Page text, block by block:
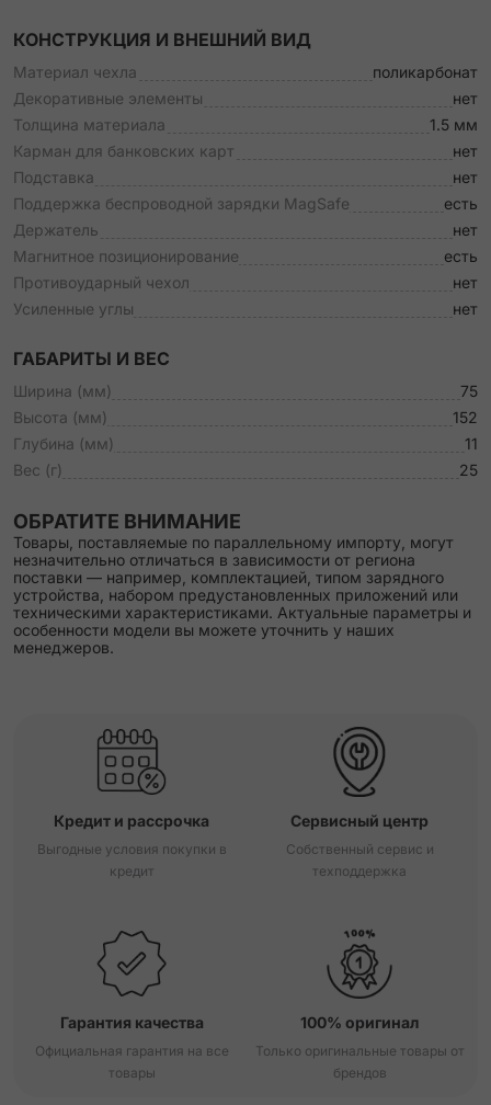
КОНСТРУКЦИЯ И ВНЕШНИЙ ВИД
Материал чехла
поликарбонат
Декоративные элементы
нет
Толщина материала
1.5 мм
Карман для банковских карт
нет
Подставка
нет
Поддержка беспроводной зарядки MagSafe
есть
Держатель
нет
Магнитное позиционирование
есть
Противоударный чехол
нет
Усиленные углы
нет
ГАБАРИТЫ И ВЕС
Ширина (мм)
75
Высота (мм)
152
Глубина (мм)
11
Вес (г)
25
ОБРАТИТЕ ВНИМАНИЕ
Товары, поставляемые по параллельному импорту, могут
незначительно отличаться в зависимости от региона
поставки — например, комплектацией, типом зарядного
устройства, набором предустановленных приложений или
техническими характеристиками. Актуальные параметры и
особенности модели вы можете уточнить у наших
менеджеров.
Кредит и рассрочка
Выгодные условия покупки в
кредит
Сервисный центр
Собственный сервис и
техподдержка
Гарантия качества
Официальная гарантия на все
товары
100% оригинал
Только оригинальные товары от
брендов